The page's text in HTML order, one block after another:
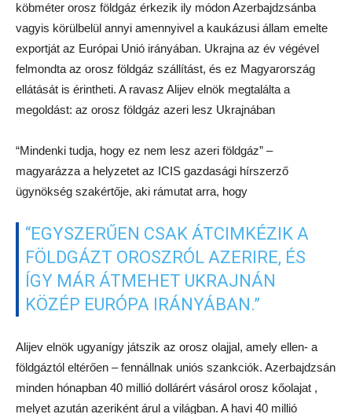
köbméter orosz földgáz érkezik ily módon Azerbajdzsánba
vagyis körülbelül annyi amennyivel a kaukázusi állam emelte
exportját az Európai Unió irányában. Ukrajna az év végével
felmondta az orosz földgáz szállítást, és ez Magyarország
ellátását is érintheti. A ravasz Alijev elnök megtalálta a
megoldást: az orosz földgáz azeri lesz Ukrajnában
“Mindenki tudja, hogy ez nem lesz azeri földgáz” –
magyarázza a helyzetet az ICIS gazdasági hírszerző
ügynökség szakértője, aki rámutat arra, hogy
“EGYSZERŰEN CSAK ÁTCIMKÉZIK A
FÖLDGÁZT OROSZRÓL AZERIRE, ÉS
ÍGY MÁR ÁTMEHET UKRAJNÁN
KÖZÉP EURÓPA IRÁNYÁBAN.”
Alijev elnök ugyanígy játszik az orosz olajjal, amely ellen- a
földgáztól eltérően – fennállnak uniós szankciók. Azerbajdzsán
minden hónapban 40 millió dollárért vásárol orosz kőolajat ,
melyet azután azeriként árul a világban. A havi 40 millió